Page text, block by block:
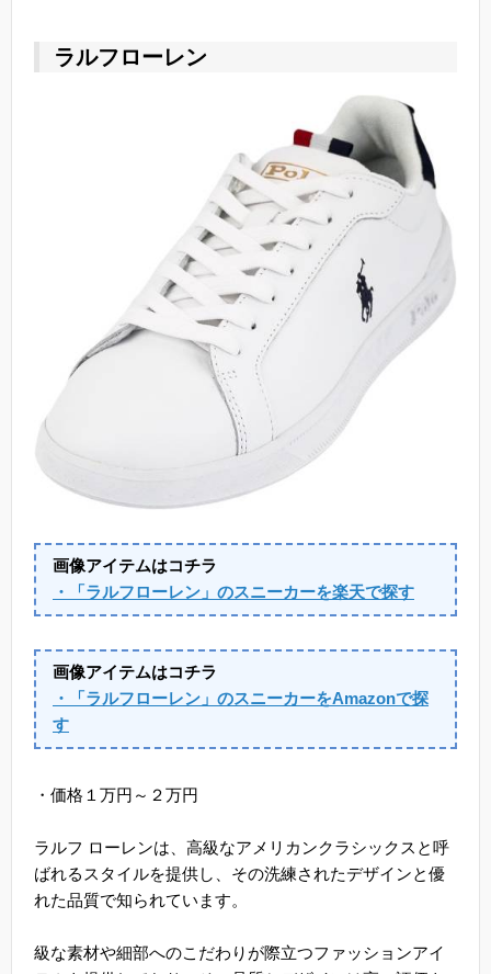
ラルフローレン
画像アイテムはコチラ
・「ラルフローレン」のスニーカーを楽天で探す
画像アイテムはコチラ
・「ラルフローレン」のスニーカーをAmazonで探
す
・価格１万円～２万円
ラルフ ローレンは、高級なアメリカンクラシックスと呼
ばれるスタイルを提供し、その洗練されたデザインと優
れた品質で知られています。
級な素材や細部へのこだわりが際立つファッションアイ